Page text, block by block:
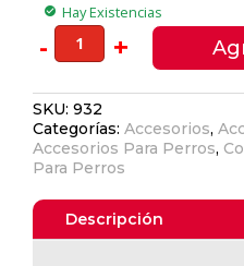
check_circle Hay Existencias
- Mas
Cat
Doble
Melamina
Negro
+
SKU:932
Categorías:Accesorios,
Accesorios Para Perros,
Para Perros
Descripción